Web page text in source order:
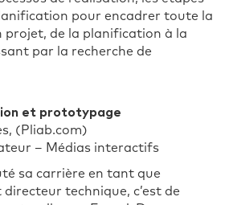
pour encadrer toute la
projet, de la planification à la
par la recherche de
et prototypage
(Pliab.com)
– Médias interactifs
sa carrière en tant que
technique, c’est de